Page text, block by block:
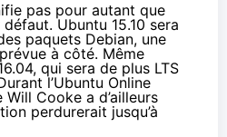
pas pour autant que
Ubuntu 15.10 sera
paquets Debian, une
à côté. Même
qui sera de plus LTS
l’Ubuntu Online
Will Cooke a d’ailleurs
perdurerait jusqu’à